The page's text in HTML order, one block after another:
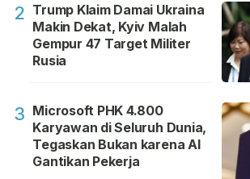
2 Trump Klaim Damai Ukraina
Makin Dekat, Kyiv Malah
Gempur 47 Target Militer
Rusia
3 Microsoft PHK 4.800
Karyawan di Seluruh Dunia,
Tegaskan Bukan karena AI
Gantikan Pekerja